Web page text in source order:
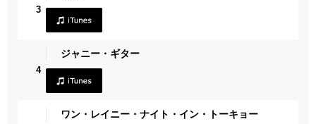
3
4
ジャニー・ギター
ワン・レイニー・ナイト・イン・トーキョー